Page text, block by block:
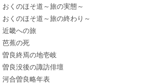
おくのほそ道～旅の実態～
おくのほそ道～旅の終わり～
近畿への旅
芭蕉の死
曽良終焉の地壱岐
曽良没後の諏訪俳壇
河合曽良略年表